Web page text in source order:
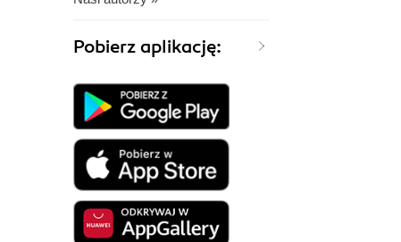
Pobierz aplikację: